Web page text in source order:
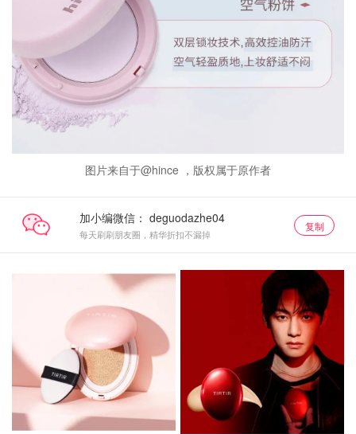
图片来自于@hince ，版权属于原作者
加小编微信：
每天刷刷朋友圈，精华折扣不漏掉
复制